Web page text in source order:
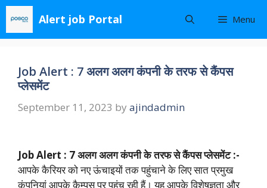
Skip
content
Alert job Portal Menu
Job Alert : 7 अलग अलग कंपनी के तरफ से कैंपस
प्लेसमेंट
September 11, 2023 by ajindadmin
Job Alert : 7 अलग अलग कंपनी के तरफ से कैंपस प्लेसमेंट :-
आपके कैरियर को नए ऊंचाइयों तक पहुंचाने के लिए सात प्रमुख
कंपनियां आपके कैम्पस पर पहुंच रही हैं। यह आपके विशेषज्ञता और